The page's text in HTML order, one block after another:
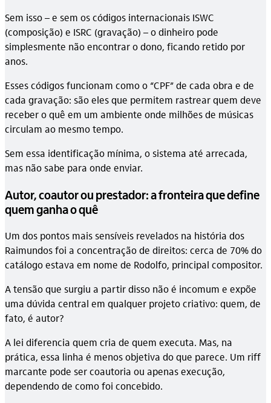
Sem isso – e sem os códigos internacionais ISWC
(composição) e ISRC (gravação) – o dinheiro pode
simplesmente não encontrar o dono, ficando retido por
anos.
Esses códigos funcionam como o “CPF” de cada obra e de
cada gravação: são eles que permitem rastrear quem deve
receber o quê em um ambiente onde milhões de músicas
circulam ao mesmo tempo.
Sem essa identificação mínima, o sistema até arrecada,
mas não sabe para onde enviar.
Autor, coautor ou prestador: a fronteira que define
quem ganha o quê
Um dos pontos mais sensíveis revelados na história dos
Raimundos foi a concentração de direitos: cerca de 70% do
catálogo estava em nome de Rodolfo, principal compositor.
A tensão que surgiu a partir disso não é incomum e expõe
uma dúvida central em qualquer projeto criativo: quem, de
fato, é autor?
A lei diferencia quem cria de quem executa. Mas, na
prática, essa linha é menos objetiva do que parece. Um riff
marcante pode ser coautoria ou apenas execução,
dependendo de como foi concebido.